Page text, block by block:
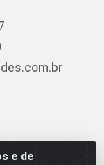
e de